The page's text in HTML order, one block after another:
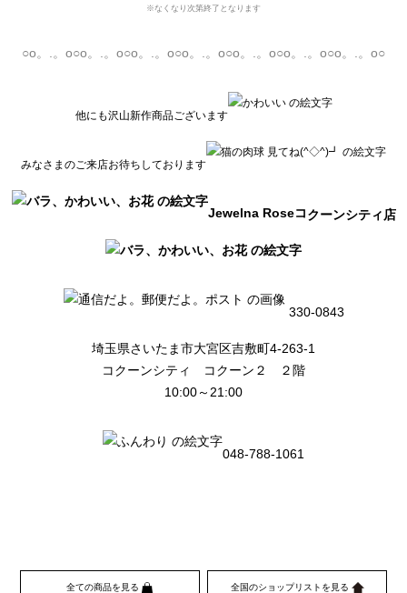
※なくなり次第終了となります
○o。.。o○o。.。o○o。.。o○o。.。o○o。.。o○o。.。o○o。.。o○
他にも沢山新作商品ございます
みなさまのご来店お待ちしております
Jewelna Roseコクーンシティ店
330-0843
埼玉県さいたま市大宮区吉敷町4-263-1
コクーンシティ コクーン２ ２階
10:00～21:00
048-788-1061
全ての商品を見る 全国のショップリストを見る